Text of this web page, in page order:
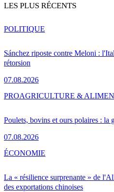
LES PLUS RÉCENTS
Sánchez riposte contre Meloni :
rétorsion
07.08.2026
POLITIQUE
Poulets, bovins et ours polaires : la
07.08.2026
PROAGRICULTURE &
La « résilience surprenante » de
des exportations chinoises
ÉCONOMIE